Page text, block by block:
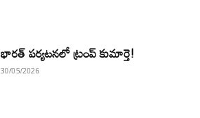
భారత్ పర్యటనలో ట్రంప్ కుమార్తె!
30/05/2026